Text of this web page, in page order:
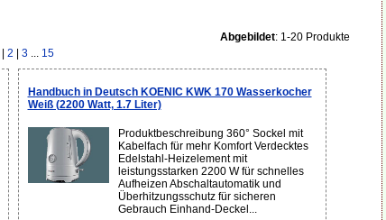
Abgebildet: 1-20 Produkte
2 3... 15
Handbuch in Deutsch KOENIC KWK 170 Wasserkocher
Weiß (2200 Watt, 1.7 Liter)
Produktbeschreibung 360° Sockel mit
Kabelfach für mehr Komfort Verdecktes
Edelstahl-Heizelement mit
leistungsstarken 2200 W für schnelles
Aufheizen Abschaltautomatik und
Überhitzungsschutz für sicheren
Gebrauch Einhand-Deckel...